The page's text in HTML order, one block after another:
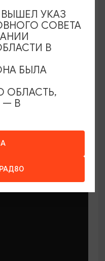
Елены
ВЫШЕЛ УКАЗ
СОВЕТА
В
БЫЛА
ОБЛАСТЬ,
— В